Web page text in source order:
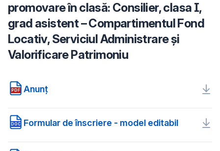
promovare în clasă: Consilier, clasa I,
grad asistent – Compartimentul Fond
Locativ, Serviciul Administrare și
Valorificare Patrimoniu
PDF Anunț
DOC Formular de înscriere - model editabil